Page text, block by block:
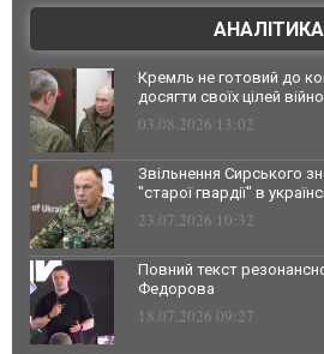
АНАЛІТИКА
Кремль не готовий до
досягти своїх цілей
03.08.2026 13:02
Звільнення Сирського
"старої гвардії" в
23.07.2026 10:32
Повний текст
Федорова
18.07.2026 09:27